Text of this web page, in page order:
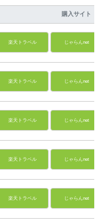
購入サイト
楽天トラベル じゃらんnet
楽天トラベル じゃらんnet
楽天トラベル じゃらんnet
楽天トラベル じゃらんnet
楽天トラベル じゃらんnet